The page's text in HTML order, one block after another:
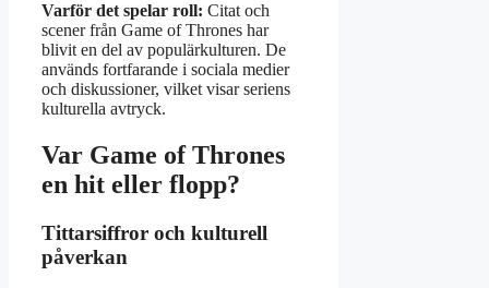
Varför det spelar roll: Citat och
scener från Game of Thrones har
blivit en del av populärkulturen. De
används fortfarande i sociala medier
och diskussioner, vilket visar seriens
kulturella avtryck.
Var Game of Thrones
en hit eller flopp?
Tittarsiffror och kulturell
påverkan